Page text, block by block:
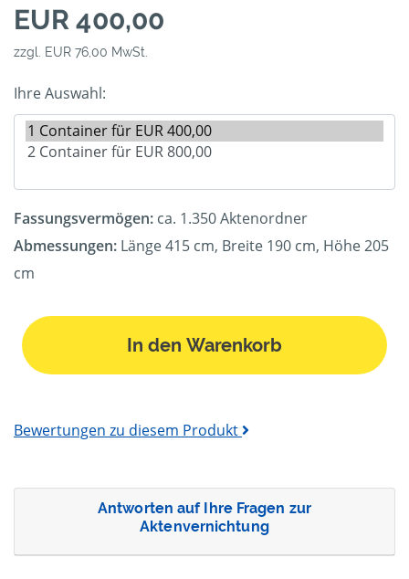
EUR 400,00
zzgl. EUR 76,00 MwSt.
Ihre Auswahl:
Fassungsvermögen: ca. 1.350 Aktenordner
Abmessungen: Länge 415 cm, Breite 190 cm, Höhe 205
cm
In den Warenkorb
Bewertungen zu diesem Produkt
Antworten auf Ihre Fragen zur
Aktenvernichtung